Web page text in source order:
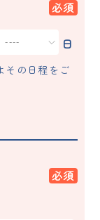
日
その日程をご